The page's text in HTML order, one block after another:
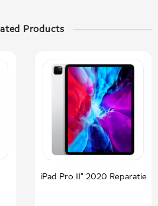
Products
iPad Pro 11" 2020 Reparatie